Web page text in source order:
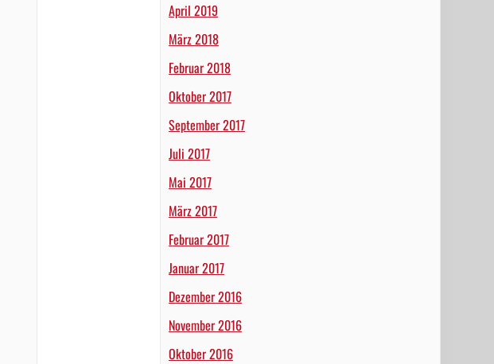
April 2019
März 2018
Februar 2018
Oktober 2017
September 2017
Juli 2017
Mai 2017
März 2017
Februar 2017
Januar 2017
Dezember 2016
November 2016
Oktober 2016